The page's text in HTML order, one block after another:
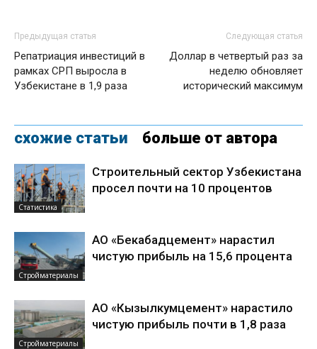
Предыдущая статья
Репатриация инвестиций в
рамках СРП выросла в
Узбекистане в 1,9 раза
Следующая статья
Доллар в четвертый раз за
неделю обновляет
исторический максимум
схожие статьи больше от автора
Статистика
Строительный сектор Узбекистана
просел почти на 10 процентов
Стройматериалы
АО «Бекабадцемент» нарастил
чистую прибыль на 15,6 процента
Стройматериалы
АО «Кызылкумцемент» нарастило
чистую прибыль почти в 1,8 раза